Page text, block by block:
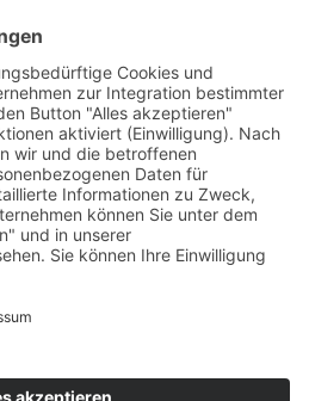
Ich stimme zu, dass
Daten zur
Anfrage
und gespeichert